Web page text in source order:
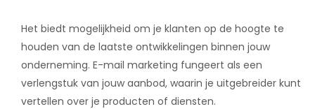
Het biedt mogelijkheid om je klanten op de hoogte te
houden van de laatste ontwikkelingen binnen jouw
onderneming. E-mail marketing fungeert als een
verlengstuk van jouw aanbod, waarin je uitgebreider kunt
vertellen over je producten of diensten.